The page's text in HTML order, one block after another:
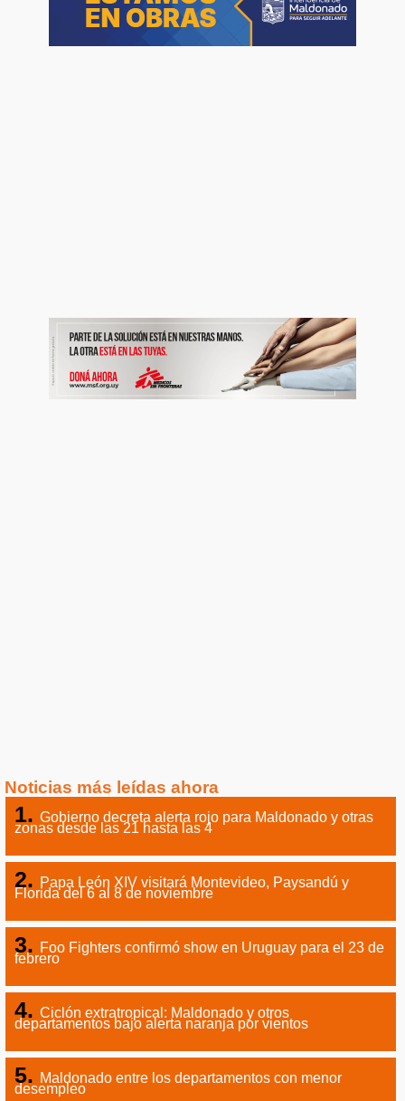
Noticias más leídas ahora
Gobierno decreta alerta rojo para Maldonado y otras
zonas desde las 21 hasta las 4
Papa León XIV visitará Montevideo, Paysandú y
Florida del 6 al 8 de noviembre
Foo Fighters confirmó show en Uruguay para el 23 de
febrero
Ciclón extratropical: Maldonado y otros
departamentos bajo alerta naranja por vientos
Maldonado entre los departamentos con menor
desempleo